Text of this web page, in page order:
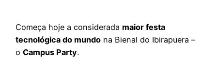
Começa hoje a considerada maior festa
tecnológica do mundo na Bienal do Ibirapuera –
o Campus Party.